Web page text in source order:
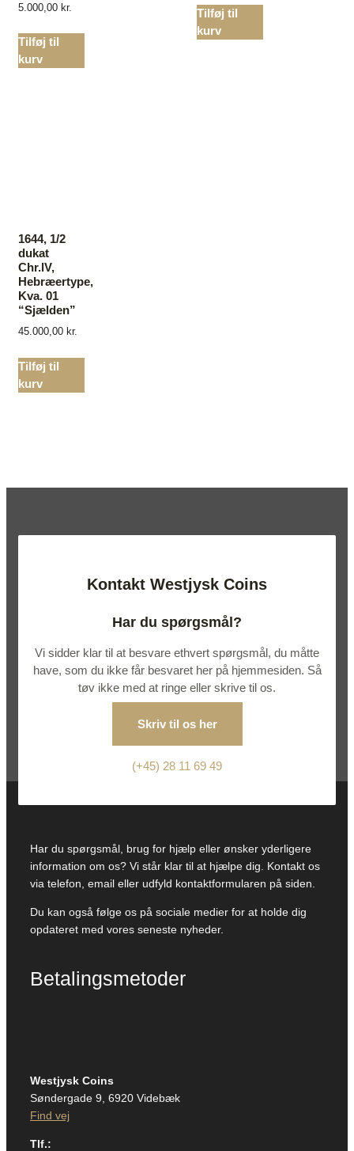
5.000,00 kr.
Tilføj til
kurv
Tilføj til
kurv
1644, 1/2
dukat
Chr.lV,
Hebræertype,
Kva. 01
“Sjælden”
45.000,00 kr.
Tilføj til
kurv
Kontakt Westjysk Coins
Har du spørgsmål?
Vi sidder klar til at besvare ethvert spørgsmål, du måtte
have, som du ikke får besvaret her på hjemmesiden. Så
tøv ikke med at ringe eller skrive til os.
Skriv til os her
(+45) 28 11 69 49
Har du spørgsmål, brug for hjælp eller ønsker yderligere
information om os? Vi står klar til at hjælpe dig. Kontakt os
via telefon, email eller udfyld kontaktformularen på siden.
Du kan også følge os på sociale medier for at holde dig
opdateret med vores seneste nyheder.
Betalingsmetoder
Westjysk Coins
Søndergade 9, 6920 Videbæk
Find vej
Tlf.: